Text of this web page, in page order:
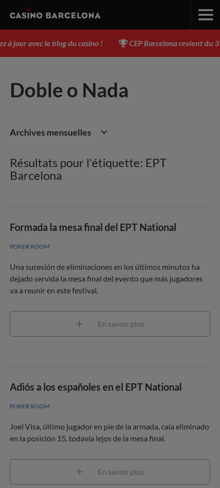
avec le blog du casino ! CEP Barcelona revient du 3
Doble o Nada
Archives mensuelles
Résultats pour l'étiquette: EPT
Barcelona
Formada la mesa final del EPT National
POKER ROOM
Una sucesión de eliminaciones en los últimos minutos ha
dejado servida la mesa final del evento que más jugadores
va a reunir en este festival.
En savoir plus
Adiós a los españoles en el EPT National
POKER ROOM
Joel Visa, último jugador en pie de la armada, caía eliminado
en la posición 15, todavía lejos de la mesa final.
En savoir plus